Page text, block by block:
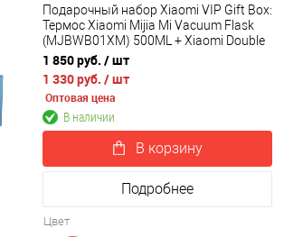
Подарочный набор Xiaomi VIP Gift Box:
Термос Xiaomi Mijia Mi Vacuum Flask
(MJBWB01XM) 500ML + Xiaomi Double
Dynamic Earphone SDQEJ06WM
1 850 руб. / шт
1 330 руб. / шт
Оптовая цена
В наличии
В корзину
Подробнее
Цвет